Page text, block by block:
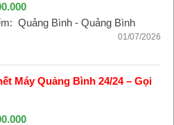
Quảng Bình - Quảng Bình
01/07/2026
Máy Quảng Bình 24/24 – Gọi